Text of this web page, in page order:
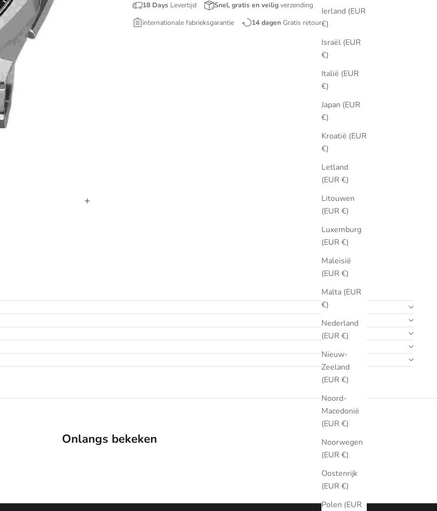
Ierland (EUR
€)
Israël (EUR
€)
Italië (EUR
€)
Japan (EUR
€)
Kroatië (EUR
€)
Letland
(EUR €)
Litouwen
(EUR €)
Luxemburg
(EUR €)
Maleisië
(EUR €)
Malta (EUR
€)
Nederland
(EUR €)
Nieuw-
Zeeland
(EUR €)
Noord-
Macedonië
(EUR €)
Noorwegen
(EUR €)
Oostenrijk
(EUR €)
Polen (EUR
18 Days Levertijd Snel, gratis en veilig verzending
internationale fabrieksgarantie
14 dagen Gratis retourneren
Onlangs bekeken